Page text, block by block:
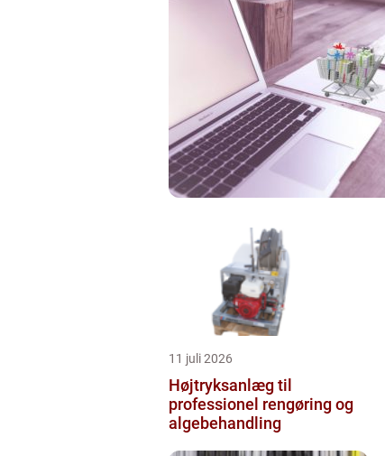
11 juli 2026
Højtryksanlæg til
professionel rengøring og
algebehandling